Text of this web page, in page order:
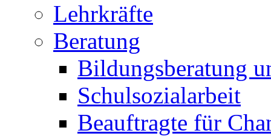
Lehrkräfte
Beratung
Bildungsberatung
Schulsozialarbeit
Beauftragte für